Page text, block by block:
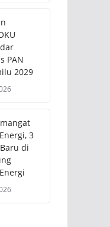
PAN
2029
3
di